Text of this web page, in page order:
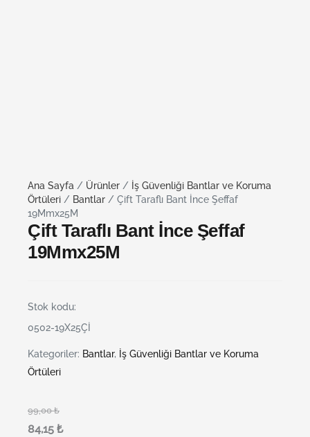
Ana Sayfa / Ürünler / İş Güvenliği Bantlar ve Koruma
Örtüleri / Bantlar / Çift Taraflı Bant İnce Şeffaf
19Mmx25M
Çift Taraflı Bant İnce Şeffaf
19Mmx25M
Stok kodu:
0502-19X25Çİ
Kategoriler: Bantlar, İş Güvenliği Bantlar ve Koruma
Örtüleri
99,00₺
84,15 ₺